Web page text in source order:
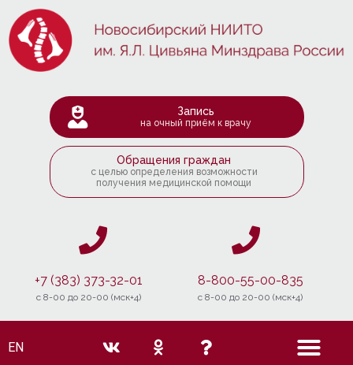
Запись
на очный приём к врачу
Обращения граждан
с целью определения возможности
получения медицинской помощи
+7 (383) 373-32-01
c 8-00 до 20-00 (мск+4)
8-800-55-00-835
c 8-00 до 20-00 (мск+4)
EN